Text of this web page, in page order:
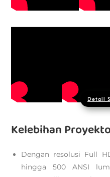
Detail
Kelebihan
Dengan resolusi Full
hingga 500 ANSI